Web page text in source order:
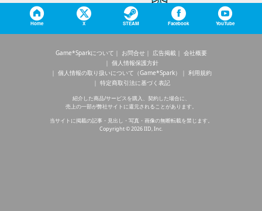
Home X STEAM Facebook YouTube
Game*Sparkについて お問合せ 広告掲載
会社概要
個人情報保護方針
個人情報の取り扱いについて（Game*Spark）
利用規約
特定商取引法に基づく表記
紹介した商品/サービスを購入、契約した場合に、
売上の一部が弊社サイトに還元されることがあります。
当サイトに掲載の記事・見出し・写真・画像の無断転載を禁じます。
Copyright © 2026 IID, Inc.